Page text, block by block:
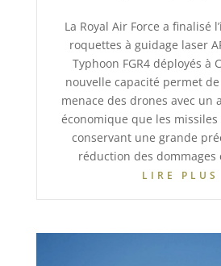
La Royal Air Force a finalisé
roquettes à guidage laser
Typhoon FGR4 déployés à
nouvelle capacité permet
menace des drones avec un
économique que les
conservant une grande
réduction des dommages
LIRE PLUS